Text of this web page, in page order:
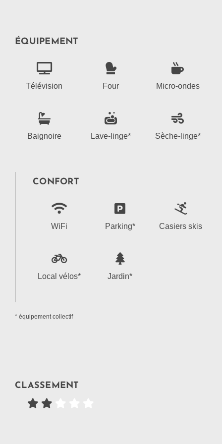
ÉQUIPEMENT
Télévision Four Micro-ondes
Baignoire Lave-linge* Sèche-linge*
CONFORT
WiFi Parking* Casiers skis
Local vélos* Jardin*
* équipement collectif
CLASSEMENT